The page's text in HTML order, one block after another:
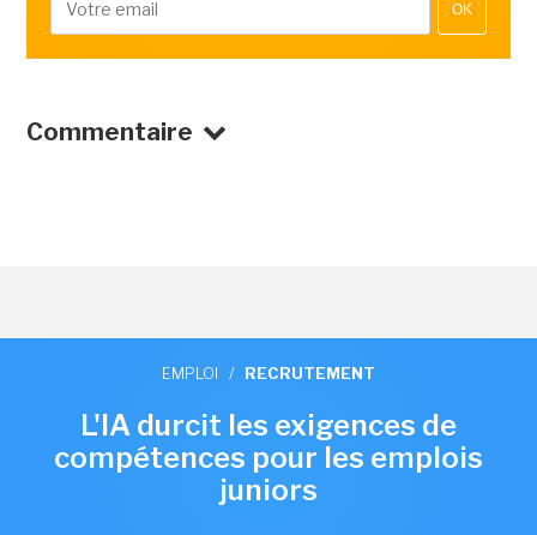
OK
Commentaire
EMPLOI / RECRUTEMENT
L'IA durcit les exigences de
compétences pour les emplois
juniors